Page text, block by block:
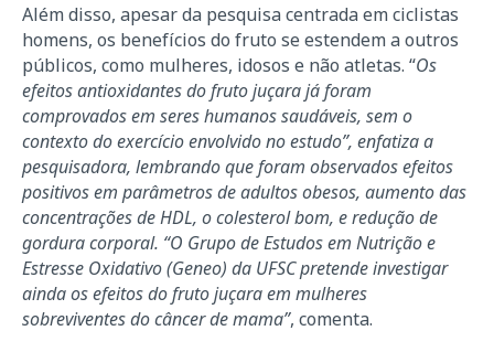
Além disso, apesar da pesquisa centrada em ciclistas
homens, os benefícios do fruto se estendem a outros
públicos, como mulheres, idosos e não atletas. “Os
efeitos antioxidantes do fruto juçara já foram
comprovados em seres humanos saudáveis, sem o
contexto do exercício envolvido no estudo”, enfatiza a
pesquisadora, lembrando que foram observados efeitos
positivos em parâmetros de adultos obesos, aumento das
concentrações de HDL, o colesterol bom, e redução de
gordura corporal. “O Grupo de Estudos em Nutrição e
Estresse Oxidativo (Geneo) da UFSC pretende investigar
ainda os efeitos do fruto juçara em mulheres
sobreviventes do câncer de mama”, comenta.